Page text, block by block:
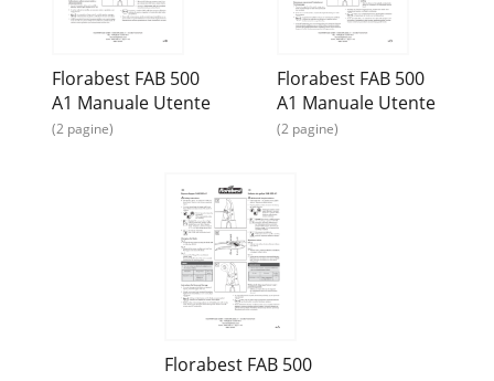
Florabest FAB 500
A1 Manuale Utente
(2 pagine)
Florabest FAB 500
A1 Manuale Utente
(2 pagine)
Florabest FAB 500